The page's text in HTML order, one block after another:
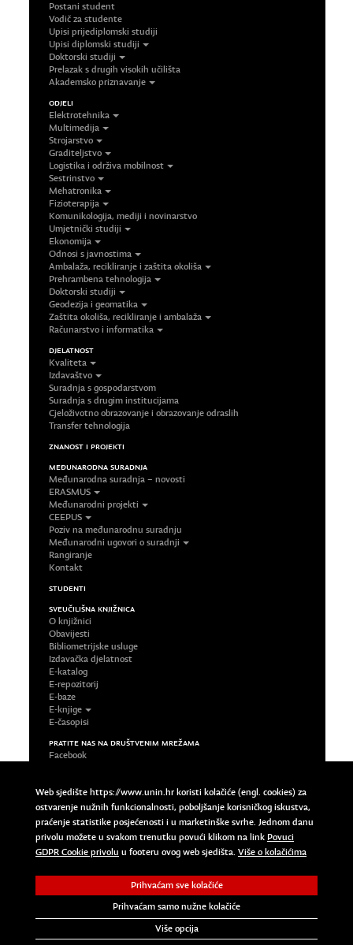
Postani student
Vodič za studente
Upisi prijediplomski studiji
Upisi diplomski studiji
Doktorski studiji
Prelazak s drugih visokih učilišta
Akademsko priznavanje
ODJELI
Elektrotehnika
Multimedija
Strojarstvo
Graditeljstvo
Logistika i održiva mobilnost
Sestrinstvo
Mehatronika
Fizioterapija
Komunikologija, mediji i novinarstvo
Umjetnički studiji
Ekonomija
Odnosi s javnostima
Ambalaža, recikliranje i zaštita okoliša
Prehrambena tehnologija
Doktorski studiji
Geodezija i geomatika
Zaštita okoliša, recikliranje i ambalaža
Računarstvo i informatika
DJELATNOST
Kvaliteta
Izdavaštvo
Suradnja s gospodarstvom
Suradnja s drugim institucijama
Cjeloživotno obrazovanje i obrazovanje odraslih
Transfer tehnologija
ZNANOST I PROJEKTI
MEĐUNARODNA SURADNJA
Međunarodna suradnja – novosti
ERASMUS
Međunarodni projekti
CEEPUS
Poziv na međunarodnu suradnju
Međunarodni ugovori o suradnji
Rangiranje
Kontakt
STUDENTI
SVEUČILIŠNA KNJIŽNICA
O knjižnici
Obavijesti
Bibliometrijske usluge
Izdavačka djelatnost
E-katalog
E-repozitorij
E-baze
E-knjige
E-časopisi
PRATITE NAS NA DRUŠTVENIM MREŽAMA
Facebook
Twitter
Impressum
Uvjeti korištenja
Pravila privatnosti
Povuci GDPR Cookie privolu
Copyright © 2023 Sveučilište Sjever | University North. All
Rights Reserved.
Web sjedište https://www.unin.hr koristi kolačiće (engl. cookies) za
ostvarenje nužnih funkcionalnosti, poboljšanje korisničkog iskustva,
praćenje statistike posjećenosti i u marketinške svrhe. Jednom danu
privolu možete u svakom trenutku povući klikom na link Povuci
GDPR Cookie privolu u footeru ovog web sjedišta. Više o kolačićima
Prihvaćam sve kolačiće
Prihvaćam samo nužne kolačiće
Više opcija